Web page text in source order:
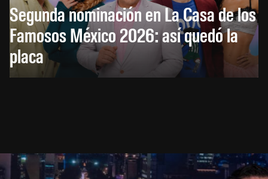
Segunda nominación en La Casa de los
Famosos México 2026: así quedó la
placa